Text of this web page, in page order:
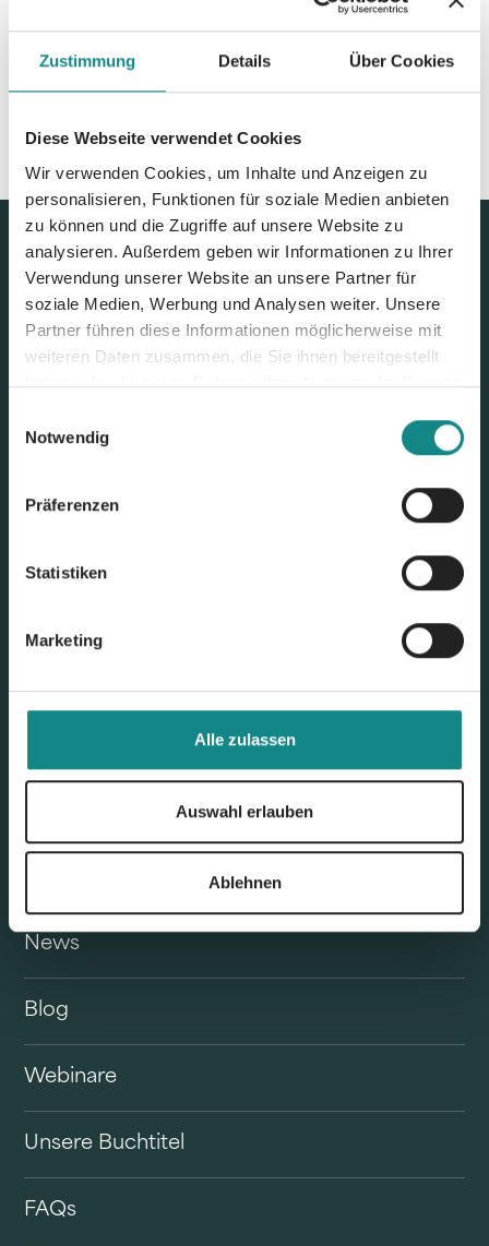
Zustimmung Details Über Cookies
Diese Webseite verwendet Cookies
Wir verwenden Cookies, um Inhalte und Anzeigen zu
personalisieren, Funktionen für soziale Medien anbieten
zu können und die Zugriffe auf unsere Website zu
analysieren. Außerdem geben wir Informationen zu Ihrer
Verwendung unserer Website an unsere Partner für
soziale Medien, Werbung und Analysen weiter. Unsere
Partner führen diese Informationen möglicherweise mit
weiteren Daten zusammen, die Sie ihnen bereitgestellt
haben oder die sie im Rahmen Ihrer Nutzung der Dienste
Notwendig
Präferenzen
Statistiken
Marketing
Alle zulassen
Auswahl erlauben
Ablehnen
Unser Angebot
Buchvertrieb
Self Publisher & Eigenverlag
Verlagsauslieferung
Serviceübersicht
Grafikservice
Buchmarketing
News
Blog
Webinare
Unsere Buchtitel
FAQs